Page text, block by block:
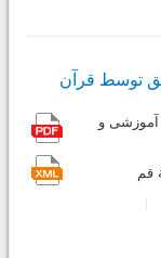
توسط قرآن
آموزشی و
قم